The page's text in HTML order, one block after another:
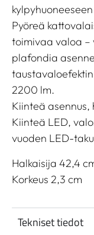
Pyöreä
toimivaa valoa
plafondia
2200 lm.
Kiinteä
Kiinteä LED,
vuoden LED-
Halkaisija 42,4
Korkeus 2,3 cm
Tekniset tiedot